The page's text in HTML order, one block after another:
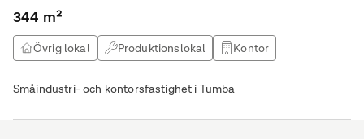
344 m²
Övrig lokal Produktionslokal
Kontor
Småindustri- och kontorsfastighet i Tumba